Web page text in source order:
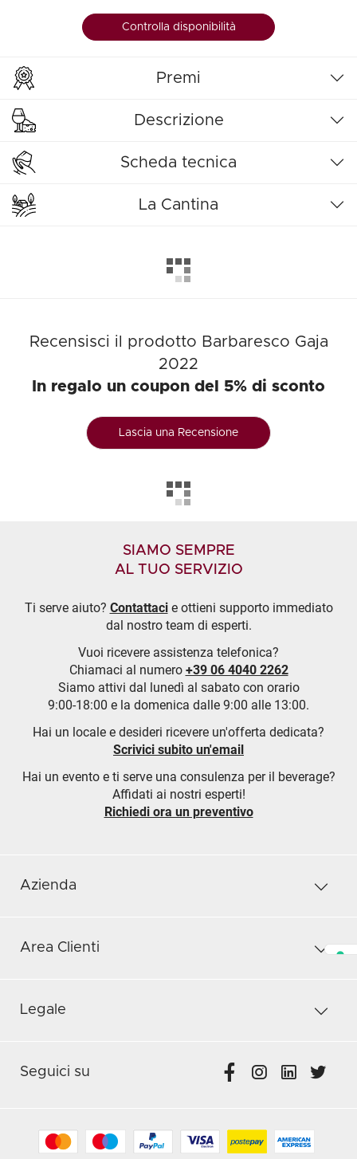
Controlla disponibilità
Premi
Descrizione
Scheda tecnica
La Cantina
Recensisci il prodotto Barbaresco Gaja
2022
In regalo un coupon del 5% di sconto
Lascia una Recensione
SIAMO SEMPRE
AL TUO SERVIZIO
Ti serve aiuto? Contattacie ottieni supporto immediato
dal nostro team di esperti.
Vuoi ricevere assistenza telefonica?
Chiamaci al numero +39 06 4040 2262
Siamo attivi dal lunedì al sabato con orario
9:00-18:00 e la domenica dalle 9:00 alle 13:00.
Hai un locale e desideri ricevere un'offerta dedicata?
Scrivici subito un'email
Hai un evento e ti serve una consulenza per il beverage?
Affidati ai nostri esperti!
Richiedi ora un preventivo
Azienda
Area Clienti
Legale
Seguici su